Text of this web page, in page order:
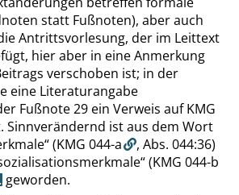
statt Fußnoten), aber auch
Antrittsvorlesung, der im Leittext
hier aber in eine Anmerkung
verschoben ist; in der
eine Literaturangabe
Fußnote 29 ein Verweis aufKMG
Sinnverändernd ist aus dem Wort
“(KMG 044-a , Abs. 044:36)
“ (KMG 044-b
geworden.